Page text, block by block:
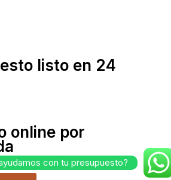
listo en 24
online por
con tu presupuesto?